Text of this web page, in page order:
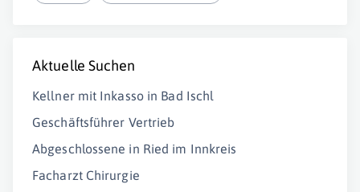
Aktuelle Suchen
Kellner mit Inkasso in Bad Ischl
Geschäftsführer Vertrieb
Abgeschlossene in Ried im Innkreis
Facharzt Chirurgie